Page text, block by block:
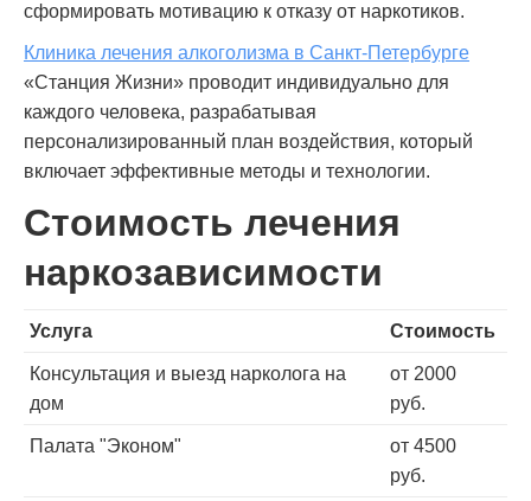
сформировать мотивацию к отказу от наркотиков.
Клиника лечения алкоголизма в Санкт-Петербурге
«Станция Жизни» проводит индивидуально для
каждого человека, разрабатывая
персонализированный план воздействия, который
включает эффективные методы и технологии.
Стоимость лечения
наркозависимости
Услуга Стоимость
Консультация и выезд нарколога на
дом
от 2000
руб.
Палата "Эконом"
от 4500
руб.